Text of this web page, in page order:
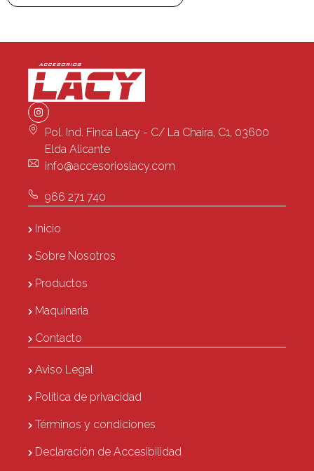
Pol. Ind. Finca Lacy - C/ La Chaira, C1, 03600
Elda Alicante
info@accesorioslacy.com
966 271 740
Inicio
Sobre Nosotros
Productos
Maquinaria
Contacto
Aviso Legal
Política de privacidad
Términos y condiciones
Declaración de Accesibilidad